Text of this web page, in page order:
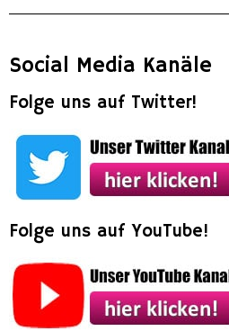
Social Media Kanäle
Folge uns auf Twitter!
Folge uns auf YouTube!